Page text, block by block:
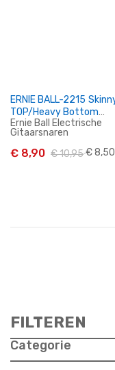
FILTEREN
Categorie
ERNIE BALL-2215 Skinny
TOP/Heavy Bottom
.010/.052
Ernie Ball Electrische
Gitaarsnaren
€ 8,90 € 10,95€ 8,50